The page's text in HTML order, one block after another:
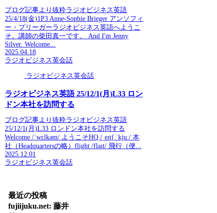
ブログ記事より抜粋ラジオビジネス英語
25/4/18(金)1P3 Anne-Sophie Brieger アンソフィ
ー・プリーガーラジオビジネス英語へようこ
そ。講師の柴田真一です。 And I'm Jenny
Silver. Welcome...
2025.04.18
ラジオビジネス英会話
ラジオビジネス英会話
ラジオビジネス英語 25/12/1(月)L33 ロン
ドン本社を訪問する
ブログ記事より抜粋ラジオビジネス英語
25/12/1(月)L33 ロンドン本社を訪問する
Welcome /ˈwɛlkəm/ ようこそHQ /ˌeɪtʃ ˈkjuː/ 本
社（Headquartersの略）flight /flaɪt/ 飛行（便...
2025.12.01
ラジオビジネス英会話
最近の投稿
fujiijuku.net: 藤井